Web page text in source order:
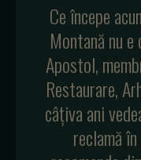
Ce începe
Montană nu
Apostol,
Restaurare,
câțiva ani
reclamă